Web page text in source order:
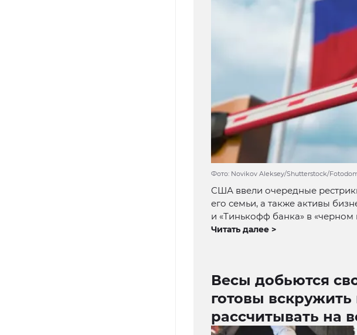
Фото: Novikov Aleksey/Shutterstock/
США ввели очередные
его семьи, а также активы
и «Тинькофф банка» в «черном
Читать далее >
Весы добьются
готовы
рассчитывать на